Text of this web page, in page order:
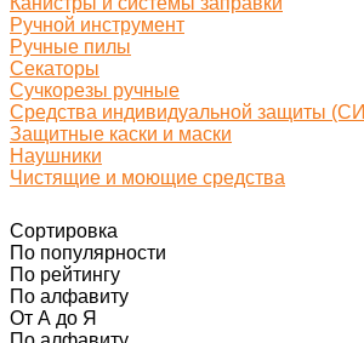
Ручной инструмент
Ручные пилы
Секаторы
Сучкорезы ручные
Средства индивидуальной защиты
Защитные каски и маски
Наушники
Чистящие и моющие средства
Сортировка
По популярности
По рейтингу
По алфавиту
От А до Я